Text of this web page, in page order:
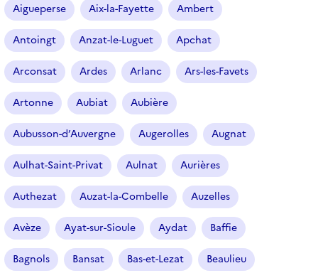
t
i
c
l
e
s
Aigueperse Aix-la-Fayette Ambert
Antoingt Anzat-le-Luguet Apchat
Arconsat Ardes Arlanc Ars-les-Favets
Artonne Aubiat Aubière
Aubusson-d’Auvergne Augerolles Augnat
Aulhat-Saint-Privat Aulnat Aurières
Authezat Auzat-la-Combelle Auzelles
Avèze Ayat-sur-Sioule Aydat Baffie
Bagnols Bansat Bas-et-Lezat Beaulieu